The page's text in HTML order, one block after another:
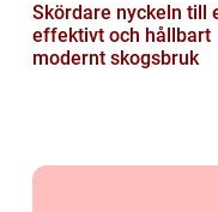
Skördare nyckeln till ett
effektivt och hållbart
modernt skogsbruk